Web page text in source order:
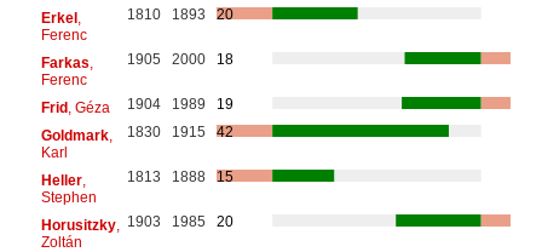
Erkel,
Ferenc
1810 1893 20
Farkas
Ferenc
1905 2000 18
Frid, Géza 1904 1989
19
Goldmark,
Karl
1830 1915 42
Heller,
Stephen
1813 1888 15
Horusitzky,
Zoltán
1903 1985 20